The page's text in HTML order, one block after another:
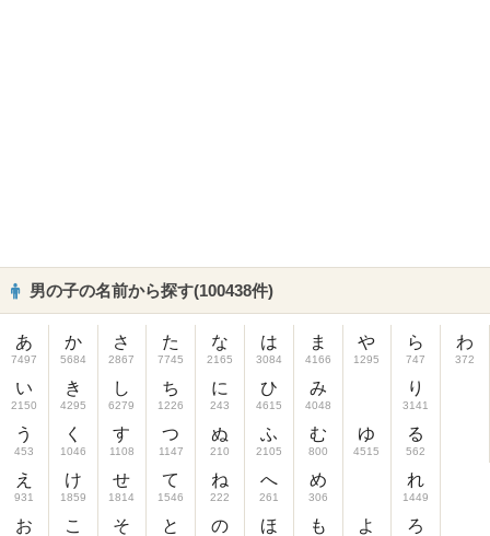
男の子の名前から探す(100438件)
あ
7497
い
2150
う
453
え
931
お
か
5684
き
4295
く
1046
け
1859
こ
さ
2867
し
6279
す
1108
せ
1814
そ
た
7745
ち
1226
つ
1147
て
1546
と
な
2165
に
243
ぬ
210
ね
222
の
は
3084
ひ
4615
ふ
2105
へ
261
ほ
ま
4166
み
4048
む
800
め
306
も
や
1295
ゆ
4515
よ
ら
747
り
3141
る
562
れ
1449
ろ
わ
372